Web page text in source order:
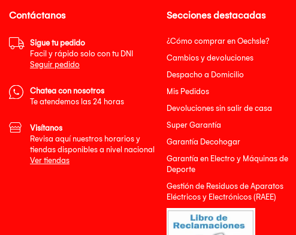
Secciones destacadas
¿Cómo comprar en Oechsle?
Cambios y devoluciones
Despacho a Domicilio
Mis Pedidos
Devoluciones sin salir de casa
Super Garantía
Garantía Decohogar
Garantía en Electro y Máquinas de
Deporte
Gestión de Residuos de Aparatos
Eléctricos y Electrónicos (RAEE)
Contáctanos
Sigue tu pedido
Facil y rápido solo con tu DNI
Seguir pedido
Chatea con nosotros
Te atendemos las 24 horas
Visítanos
Revisa aquí nuestros horarios y
tiendas disponibles a nivel nacional
Ver tiendas